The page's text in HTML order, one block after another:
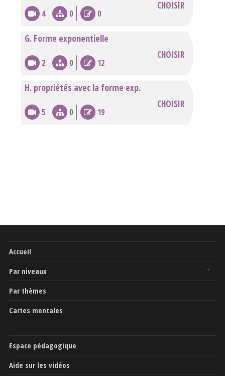
CHOISIR
4 0 0
G. Forme exponentielle
CHOISIR
2 0 12
H. propriétés avec la forme exp.
CHOISIR
5 0 19
Accueil
Par niveaux
Par thèmes
Cartes mentales
Espace pédagogique
Aide sur les vidéos